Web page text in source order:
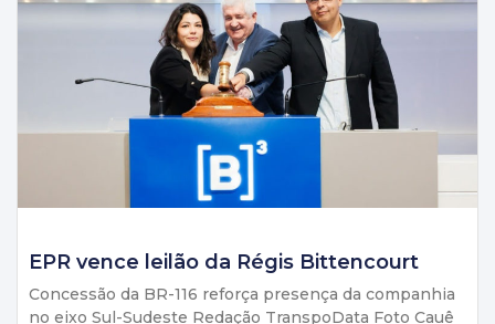
EPR vence leilão da Régis Bittencourt
Concessão da BR-116 reforça presença da companhia
no eixo Sul-Sudeste Redação TranspoData Foto Cauê